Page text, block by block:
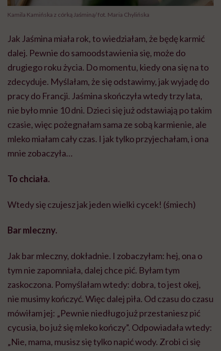
Kamila Kamińska z córką Jaśminą/ fot. Maria Chylińska
Jak Jaśmina miała rok, to wiedziałam, że będę karmić
dalej. Pewnie do samoodstawienia się, może do
drugiego roku życia. Do momentu, kiedy ona się na to
zdecyduje. Myślałam, że się odstawimy, jak wyjadę do
pracy do Francji. Jaśmina skończyła wtedy trzy lata,
nie było mnie 10 dni. Dzieci się już odstawiają po takim
czasie, więc pożegnałam sama ze sobą karmienie, ale
mleko miałam cały czas. I jak tylko przyjechałam, i ona
mnie zobaczyła…
To chciała.
Wtedy się czujesz jak jeden wielki cycek! (śmiech)
Bar mleczny.
Jak bar mleczny, dokładnie. I zobaczyłam: hej, ona o
tym nie zapomniała, dalej chce pić. Byłam tym
zaskoczona. Pomyślałam wtedy: dobra, to jest okej,
nie musimy kończyć. Więc dalej piła. Od czasu do czasu
mówiłam jej: „Pewnie niedługo już przestaniesz pić
cycusia, bo już się mleko kończy”. Odpowiadała wtedy:
„Nie, mama, musisz się tylko napić wody. Zrobi ci się